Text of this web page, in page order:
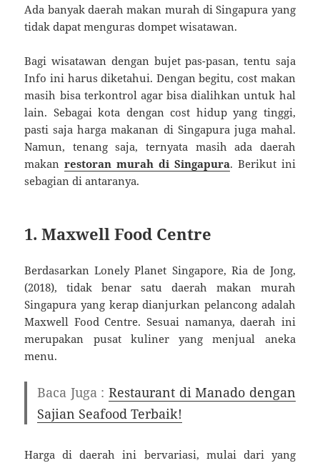
Ada banyak daerah makan murah di Singapura yang
tidak dapat menguras dompet wisatawan.
Bagi wisatawan dengan bujet pas-pasan, tentu saja
Info ini harus diketahui. Dengan begitu, cost makan
masih bisa terkontrol agar bisa dialihkan untuk hal
lain. Sebagai kota dengan cost hidup yang tinggi,
pasti saja harga makanan di Singapura juga mahal.
Namun, tenang saja, ternyata masih ada daerah
makanrestoran murah di Singapura. Berikut ini
sebagian di antaranya.
1. Maxwell Food Centre
Berdasarkan Lonely Planet Singapore, ‎Ria de Jong,
(2018), tidak benar satu daerah makan murah
Singapura yang kerap dianjurkan pelancong adalah
Maxwell Food Centre. Sesuai namanya, daerah ini
merupakan pusat kuliner yang menjual aneka
menu.
Baca Juga : Restaurant di Manado dengan
Sajian Seafood Terbaik!
Harga di daerah ini bervariasi, mulai dari yang